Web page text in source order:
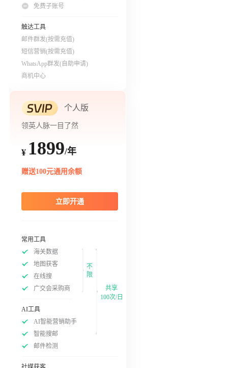
免费子账号
触达工具
邮件群发(按需充值)
短信营销(按需充值)
WhatsApp群发(自助申请)
商机中心
个人版
领英人脉一目了然
¥ 1899/年
赠送100元通用余额
立即开通
常用工具
海关数据
地图获客
在线搜
广交会采购商
不
限
AI工具
AI智能营销助手
智能搜邮
邮件检测
共享
100次/日